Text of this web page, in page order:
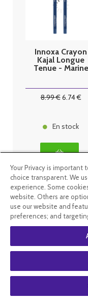
Innoxa Crayon
Kajal Longue
Tenue - Marine
8.99€6.74€
En stock
Your Privacy is important
choice transparent. We
experience. Some
website. Others are
use our website and
preferences; and